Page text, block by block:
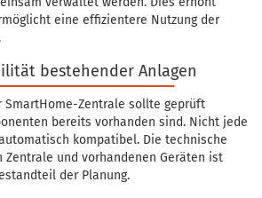
eine effizientere Nutzung der
bestehender Anlagen
SmartHome-Zentrale sollte geprüft
bereits vorhanden sind. Nicht jede
kompatibel. Die technische
Zentrale und vorhandenen Geräten ist
der Planung.